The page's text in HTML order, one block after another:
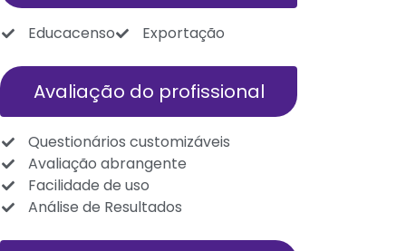
Educacenso Exportação
Avaliação do profissional
Questionários customizáveis
Avaliação abrangente
Facilidade de uso
Análise de Resultados